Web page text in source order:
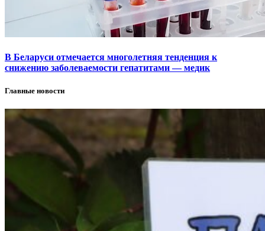
В Беларуси отмечается многолетняя тенденция к
снижению заболеваемости гепатитами — медик
Главные новости